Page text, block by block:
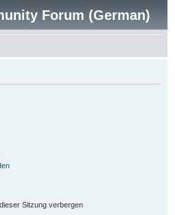
Forum (German)
Sitzung verbergen